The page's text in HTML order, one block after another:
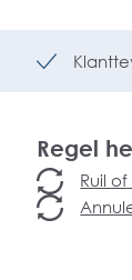
Regel
Ruil